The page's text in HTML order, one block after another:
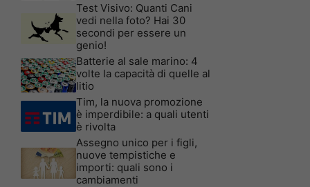
Test Visivo: Quanti Cani
vedi nella foto? Hai 30
secondi per essere un
genio!
Batterie al sale marino: 4
volte la capacità di quelle al
litio
Tim, la nuova promozione
è imperdibile: a quali utenti
è rivolta
Assegno unico per i figli,
nuove tempistiche e
importi: quali sono i
cambiamenti